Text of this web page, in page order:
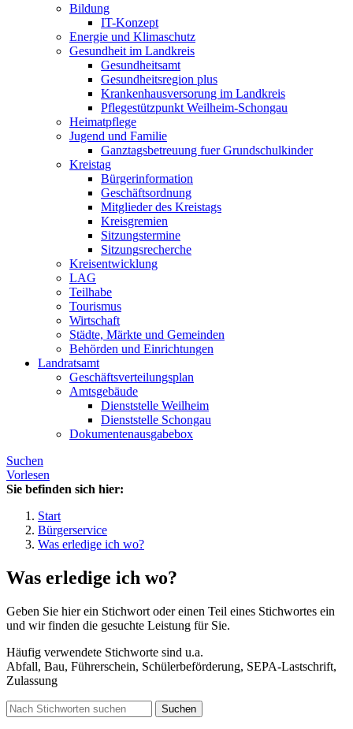
Bildung
IT-Konzept
Energie und Klimaschutz
Gesundheit im Landkreis
Gesundheitsamt
Gesundheitsregion plus
Krankenhausversorung im Landkreis
Pflegestützpunkt Weilheim-Schongau
Heimatpflege
Jugend und Familie
Ganztagsbetreuung fuer Grundschulkinder
Kreistag
Bürgerinformation
Geschäftsordnung
Mitglieder des Kreistags
Kreisgremien
Sitzungstermine
Sitzungsrecherche
Kreisentwicklung
LAG
Teilhabe
Tourismus
Wirtschaft
Städte, Märkte und Gemeinden
Behörden und Einrichtungen
Landratsamt
Geschäftsverteilungsplan
Amtsgebäude
Dienststelle Weilheim
Dienststelle Schongau
Dokumentenausgabebox
Suchen
Vorlesen
Sie befinden sich hier:
Start
Bürgerservice
Was erledige ich wo?
Was erledige ich wo?
Geben Sie hier ein Stichwort oder einen Teil eines Stichwortes ein
und wir finden die gesuchte Leistung für Sie.
Häufig verwendete Stichworte sind u.a.
Abfall, Bau, Führerschein, Schülerbeförderung, SEPA-Lastschrift,
Zulassung
Suchen